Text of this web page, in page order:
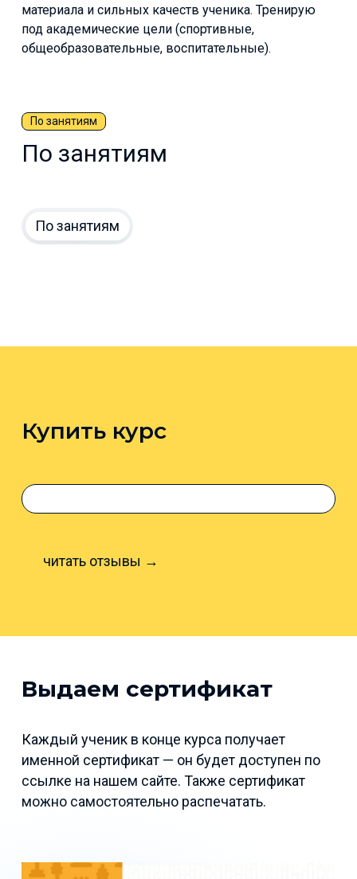
материала и сильных качеств ученика. Тренирую
под академические цели (спортивные,
общеобразовательные, воспитательные).
По занятиям
По занятиям
По занятиям
Купить курс
читать отзывы →
Выдаем сертификат
Каждый ученик в конце курса получает
именной сертификат — он будет доступен по
ссылке на нашем сайте. Также сертификат
можно самостоятельно распечатать.